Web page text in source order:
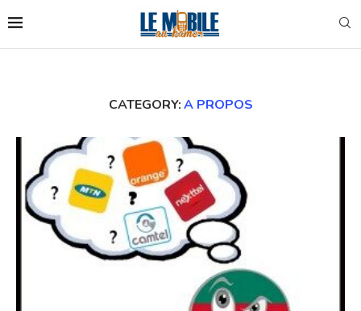
CATEGORY:A PROPOS